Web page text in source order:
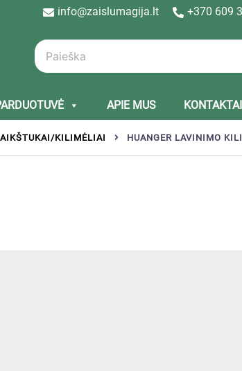
info@zaislumagija.lt +370 609
APIE MUS KONTAKTAI
KILIMĖLIAI HUANGER LAVINIMO